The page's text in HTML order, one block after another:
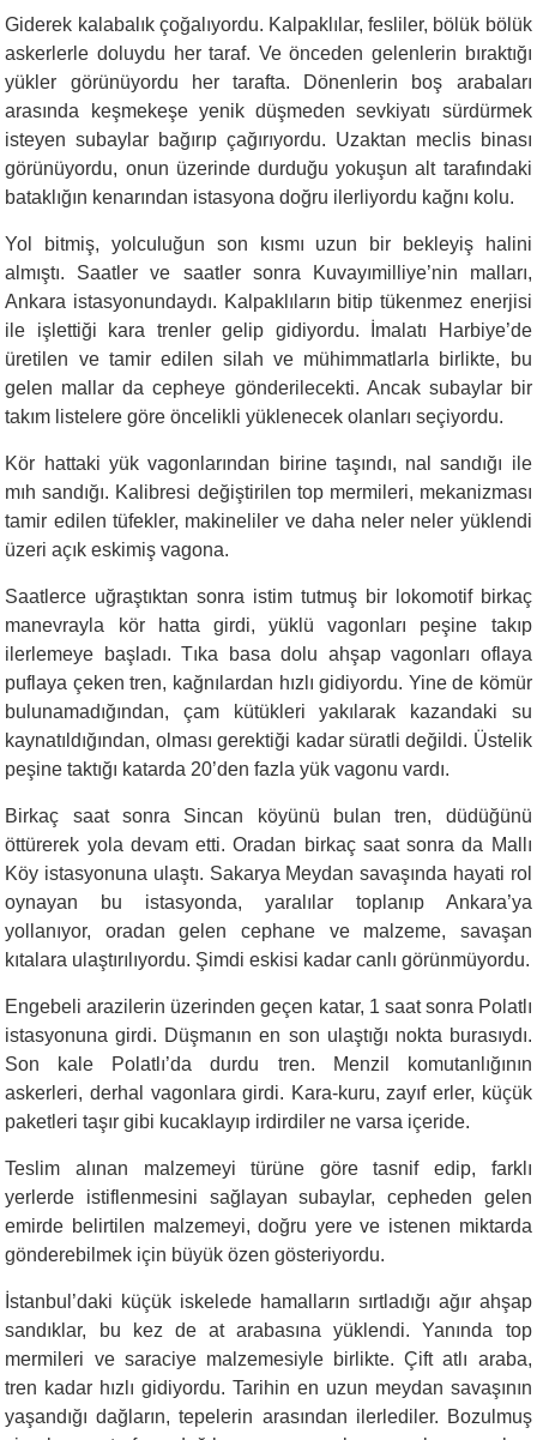
Giderek kalabalık çoğalıyordu. Kalpaklılar, fesliler, bölük bölük
askerlerle doluydu her taraf. Ve önceden gelenlerin bıraktığı
yükler görünüyordu her tarafta. Dönenlerin boş arabaları
arasında keşmekeşe yenik düşmeden sevkiyatı sürdürmek
isteyen subaylar bağırıp çağırıyordu. Uzaktan meclis binası
görünüyordu, onun üzerinde durduğu yokuşun alt tarafındaki
bataklığın kenarından istasyona doğru ilerliyordu kağnı kolu.
Yol bitmiş, yolculuğun son kısmı uzun bir bekleyiş halini
almıştı. Saatler ve saatler sonra Kuvayımilliye’nin malları,
Ankara istasyonundaydı. Kalpaklıların bitip tükenmez enerjisi
ile işlettiği kara trenler gelip gidiyordu. İmalatı Harbiye’de
üretilen ve tamir edilen silah ve mühimmatlarla birlikte, bu
gelen mallar da cepheye gönderilecekti. Ancak subaylar bir
takım listelere göre öncelikli yüklenecek olanları seçiyordu.
Kör hattaki yük vagonlarından birine taşındı, nal sandığı ile
mıh sandığı. Kalibresi değiştirilen top mermileri, mekanizması
tamir edilen tüfekler, makineliler ve daha neler neler yüklendi
üzeri açık eskimiş vagona.
Saatlerce uğraştıktan sonra istim tutmuş bir lokomotif birkaç
manevrayla kör hatta girdi, yüklü vagonları peşine takıp
ilerlemeye başladı. Tıka basa dolu ahşap vagonları oflaya
puflaya çeken tren, kağnılardan hızlı gidiyordu. Yine de kömür
bulunamadığından, çam kütükleri yakılarak kazandaki su
kaynatıldığından, olması gerektiği kadar süratli değildi. Üstelik
peşine taktığı katarda 20’den fazla yük vagonu vardı.
Birkaç saat sonra Sincan köyünü bulan tren, düdüğünü
öttürerek yola devam etti. Oradan birkaç saat sonra da Mallı
Köy istasyonuna ulaştı. Sakarya Meydan savaşında hayati rol
oynayan bu istasyonda, yaralılar toplanıp Ankara’ya
yollanıyor, oradan gelen cephane ve malzeme, savaşan
kıtalara ulaştırılıyordu. Şimdi eskisi kadar canlı görünmüyordu.
Engebeli arazilerin üzerinden geçen katar, 1 saat sonra Polatlı
istasyonuna girdi. Düşmanın en son ulaştığı nokta burasıydı.
Son kale Polatlı’da durdu tren. Menzil komutanlığının
askerleri, derhal vagonlara girdi. Kara-kuru, zayıf erler, küçük
paketleri taşır gibi kucaklayıp irdirdiler ne varsa içeride.
Teslim alınan malzemeyi türüne göre tasnif edip, farklı
yerlerde istiflenmesini sağlayan subaylar, cepheden gelen
emirde belirtilen malzemeyi, doğru yere ve istenen miktarda
gönderebilmek için büyük özen gösteriyordu.
İstanbul’daki küçük iskelede hamalların sırtladığı ağır ahşap
sandıklar, bu kez de at arabasına yüklendi. Yanında top
mermileri ve saraciye malzemesiyle birlikte. Çift atlı araba,
tren kadar hızlı gidiyordu. Tarihin en uzun meydan savaşının
yaşandığı dağların, tepelerin arasından ilerlediler. Bozulmuş